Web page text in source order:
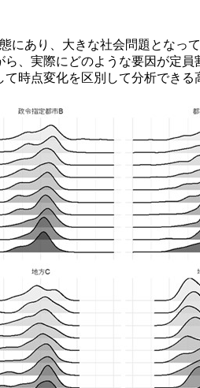
あり、大きな社会問題となっ
、実際にどのような要因が定
時点変化を区別して分析でき